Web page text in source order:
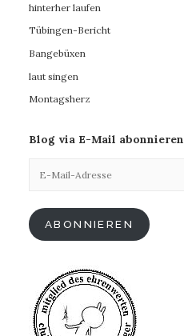
hinterher laufen
Tübingen-Bericht
Bangebüxen
laut singen
Montagsherz
Blog via E-Mail abonnieren
Mail-
ABONNIEREN